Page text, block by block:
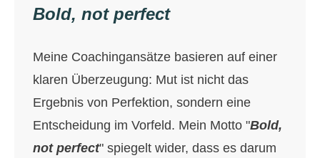
Bold, not perfect
Meine Coachingansätze basieren auf einer
klaren Überzeugung: Mut ist nicht das
Ergebnis von Perfektion, sondern eine
Entscheidung im Vorfeld. Mein Motto "Bold,
not perfect" spiegelt wider, dass es darum